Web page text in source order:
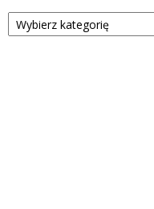
Kategorie